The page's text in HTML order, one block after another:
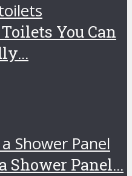
You Can
Shower Panel...